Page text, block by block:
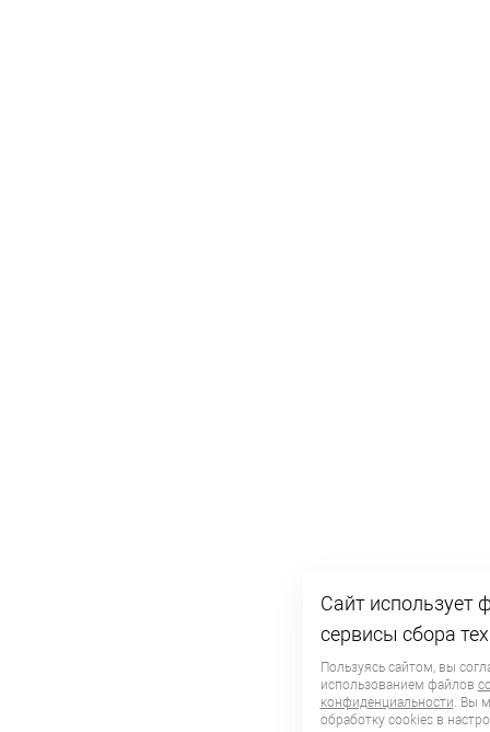
Сайт использует
сервисы сбора
Пользуясь сайтом, вы
использованием файлов
конфиденциальности. Вы
обработку сookies в